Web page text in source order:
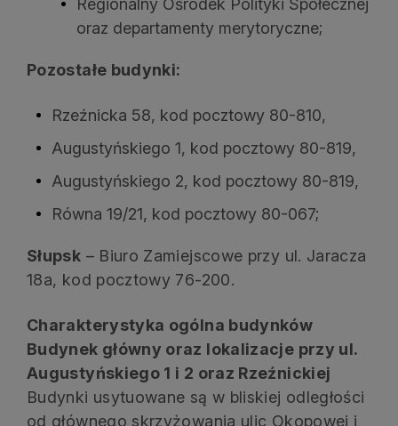
Regionalny Ośrodek Polityki Społecznej
oraz departamenty merytoryczne;
Pozostałe budynki:
Rzeźnicka 58, kod pocztowy 80-810,
Augustyńskiego 1, kod pocztowy 80-819,
Augustyńskiego 2, kod pocztowy 80-819,
Równa 19/21, kod pocztowy 80-067;
Słupsk – Biuro Zamiejscowe przy ul. Jaracza
18a, kod pocztowy 76-200.
Charakterystyka ogólna budynków
Budynek główny oraz lokalizacje przy ul.
Augustyńskiego 1 i 2 oraz Rzeźnickiej
Budynki usytuowane są w bliskiej odległości
od głównego skrzyżowania ulic Okopowej i